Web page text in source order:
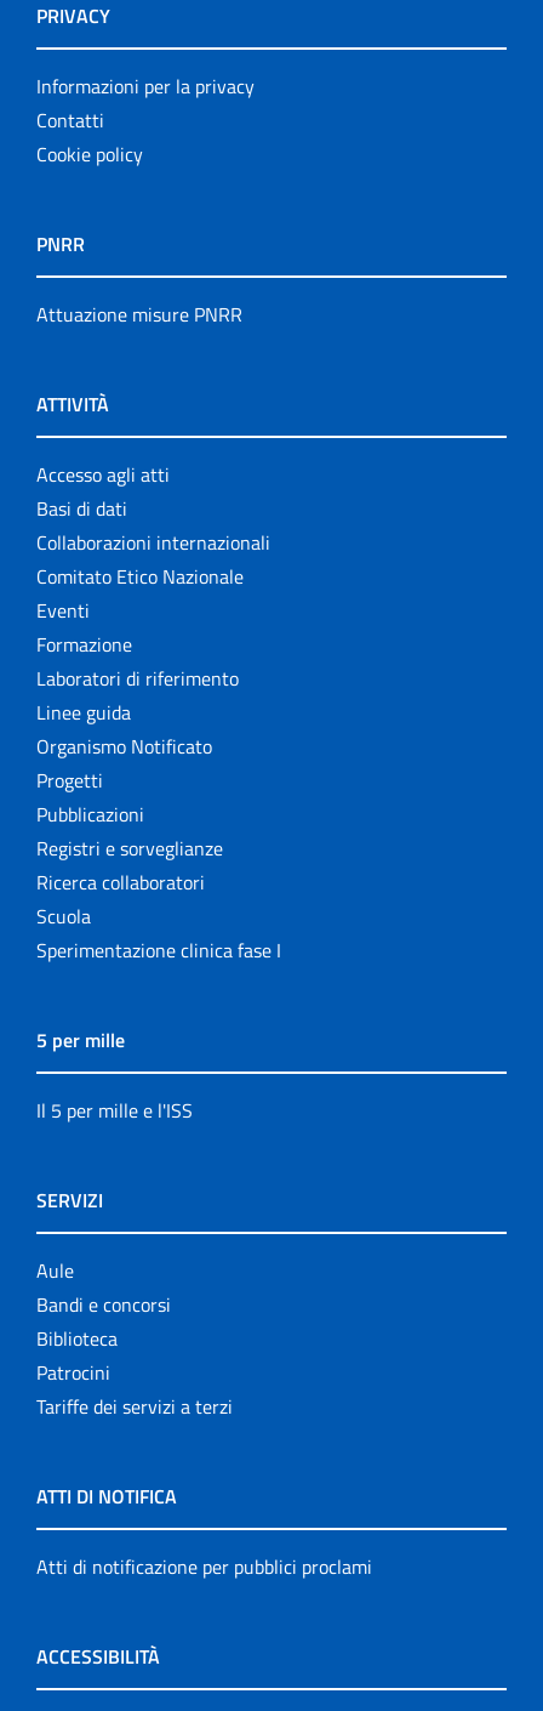
PRIVACY
Informazioni per la privacy
Contatti
Cookie policy
PNRR
Attuazione misure PNRR
ATTIVITÀ
Accesso agli atti
Basi di dati
Collaborazioni internazionali
Comitato Etico Nazionale
Eventi
Formazione
Laboratori di riferimento
Linee guida
Organismo Notificato
Progetti
Pubblicazioni
Registri e sorveglianze
Ricerca collaboratori
Scuola
Sperimentazione clinica fase I
5 per mille
Il 5 per mille e l'ISS
SERVIZI
Aule
Bandi e concorsi
Biblioteca
Patrocini
Tariffe dei servizi a terzi
ATTI DI NOTIFICA
Atti di notificazione per pubblici proclami
ACCESSIBILITÀ